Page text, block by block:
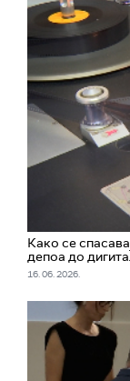
Како се
депоа до
16. 06. 2026.